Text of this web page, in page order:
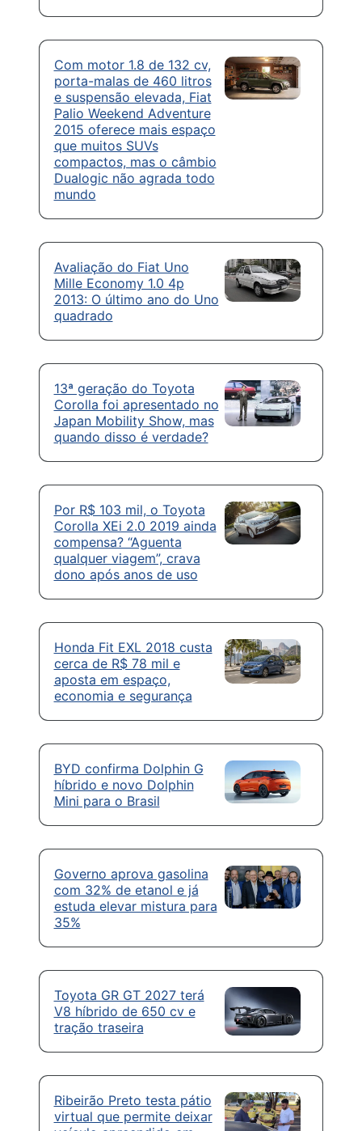
Com motor 1.8 de 132 cv,
porta-malas de 460 litros
e suspensão elevada, Fiat
Palio Weekend Adventure
2015 oferece mais espaço
que muitos SUVs
compactos, mas o câmbio
Dualogic não agrada todo
mundo
Avaliação do Fiat Uno
Mille Economy 1.0 4p
2013: O último ano do Uno
quadrado
13ª geração do Toyota
Corolla foi apresentado no
Japan Mobility Show, mas
quando disso é verdade?
Por R$ 103 mil, o Toyota
Corolla XEi 2.0 2019 ainda
compensa? “Aguenta
qualquer viagem”, crava
dono após anos de uso
Honda Fit EXL 2018 custa
cerca de R$ 78 mil e
aposta em espaço,
economia e segurança
BYD confirma Dolphin G
híbrido e novo Dolphin
Mini para o Brasil
Governo aprova gasolina
com 32% de etanol e já
estuda elevar mistura para
35%
Toyota GR GT 2027 terá
V8 híbrido de 650 cv e
tração traseira
Ribeirão Preto testa pátio
virtual que permite deixar